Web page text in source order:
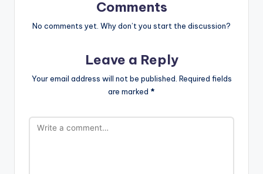
Comments
No comments yet. Why don’t you start the discussion?
Leave a Reply
Your email address will not be published. Required fields
are marked *